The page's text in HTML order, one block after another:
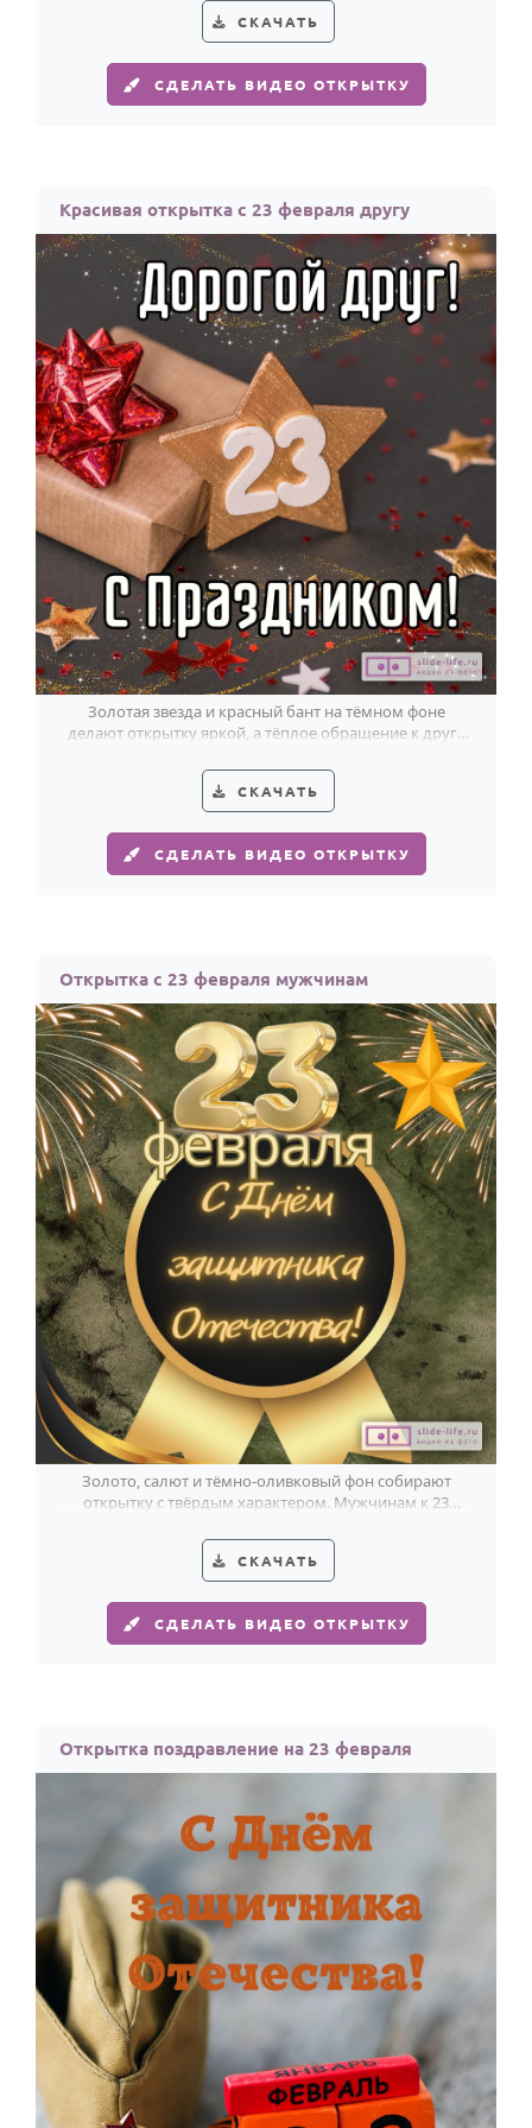
СКАЧАТЬ
СДЕЛАТЬ ВИДЕО ОТКРЫТКУ
Красивая открытка с 23 февраля другу
Золотая звезда и красный бант на тёмном фоне
делают открытку яркой, а тёплое обращение к другу
СКАЧАТЬ
СДЕЛАТЬ ВИДЕО ОТКРЫТКУ
Открытка с 23 февраля мужчинам
Золото, салют и тёмно-оливковый фон собирают
открытку с твёрдым характером. Мужчинам к 23
СКАЧАТЬ
СДЕЛАТЬ ВИДЕО ОТКРЫТКУ
Открытка поздравление на 23 февраля